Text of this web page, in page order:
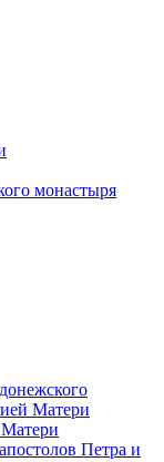
монастыря
Матери
Петра и